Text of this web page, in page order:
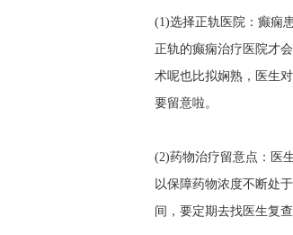
(1)选择正轨医院：癫痫
正轨的癫痫治疗医院才
术呢也比拟娴熟，医生
要留意啦。
(2)药物治疗留意点：医
以保障药物浓度不断处
间，要定期去找医生复